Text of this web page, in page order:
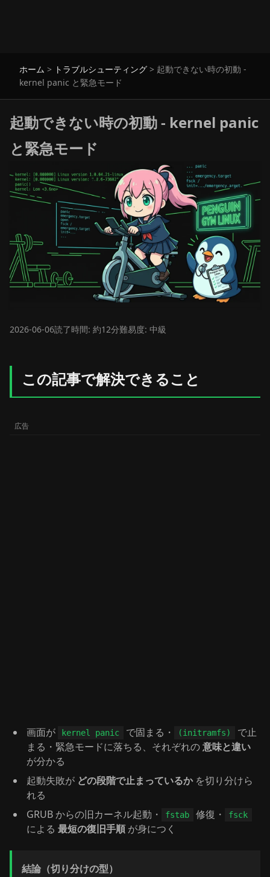
ホーム > トラブルシューティング > 起動できない時の初動 -
kernel panic と緊急モード
起動できない時の初動 - kernel panic
と緊急モード
2026-06-06読了時間: 約12分難易度: 中級
この記事で解決できること
画面が kernel panic で固まる・ (initramfs)
で止
まる・緊急モードに落ちる、それぞれの意味と違い
が分かる
起動失敗が どの段階で止まっているかを切り分けら
れる
GRUB からの旧カーネル起動・
fstab 修復・ fsck
による 最短の復旧手順 が身につく
結論（切り分けの型）